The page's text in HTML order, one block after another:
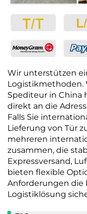
Wir unterstützen
Logistikmethoden.
Spediteur in China
direkt an die
Falls Sie
Lieferung von Tür
mehreren
zusammen, die
Expressversand,
bieten flexible
Anforderungen
Logistiklösung